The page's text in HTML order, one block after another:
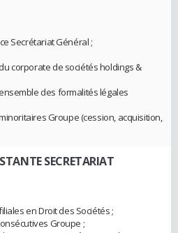
Secrétariat Général ;
corporate de sociétés holdings &
des formalités légales
Groupe (cession, acquisition,
SECRETARIAT
en Droit des Sociétés ;
Groupe ;